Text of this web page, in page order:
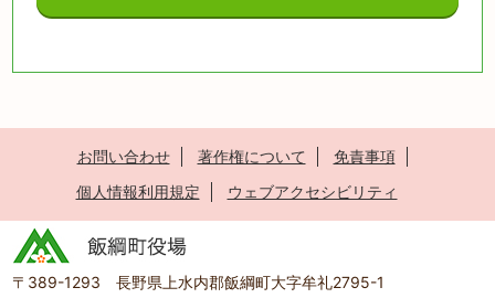
お問い合わせ 著作権について
免責事項
個人情報利用規定
ウェブアクセシビリティ
〒389-1293 長野県上水内郡飯綱町大字牟礼2795-1